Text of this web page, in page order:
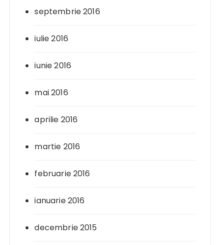
septembrie 2016
iulie 2016
iunie 2016
mai 2016
aprilie 2016
martie 2016
februarie 2016
ianuarie 2016
decembrie 2015